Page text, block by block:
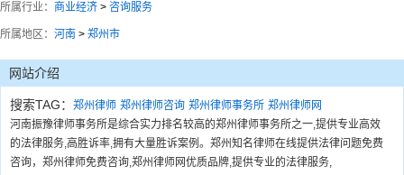
所属行业： 商业经济 > 咨询服务
所属地区： 河南 > 郑州市
网站介绍
搜索TAG： 郑州律师 郑州律师咨询 郑州律师事务所 郑州律师网
河南振豫律师事务所是综合实力排名较高的郑州律师事务所之一,提供专业高效
的法律服务,高胜诉率,拥有大量胜诉案例。郑州知名律师在线提供法律问题免费
咨询，郑州律师免费咨询,郑州律师网优质品牌,提供专业的法律服务,